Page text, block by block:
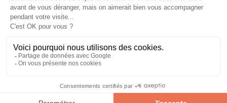
Paiement sécurisé en 12 fois avec Alma
Paiement 100% sécurisé par 3D Secure et possible en 3,
Planifiez votre commande et payez à la
livraison ou lors du retrait.